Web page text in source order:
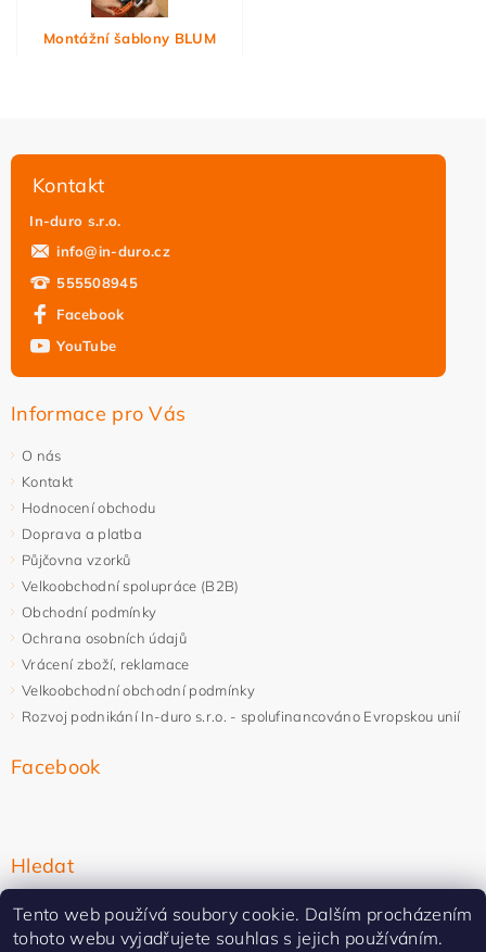
Montážní šablony BLUM
Kontakt
In-duro s.r.o.
info@in-duro.cz
555508945
Facebook
YouTube
Informace pro Vás
O nás
Kontakt
Hodnocení obchodu
Doprava a platba
Půjčovna vzorků
Velkoobchodní spolupráce (B2B)
Obchodní podmínky
Ochrana osobních údajů
Vrácení zboží, reklamace
Velkoobchodní obchodní podmínky
Rozvoj podnikání In-duro s.r.o. - spolufinancováno Evropskou unií
Facebook
Hledat
Tento web používá soubory cookie. Dalším procházením
tohoto webu vyjadřujete souhlas s jejich používáním.